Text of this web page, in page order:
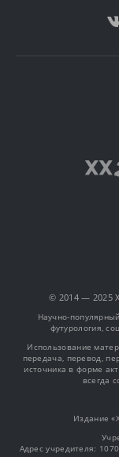
© 2014 — 2025
Научно-
футурология,
Использование
передача, перевод,
источника в форме
всегда
Издание
Адрес учредителя: